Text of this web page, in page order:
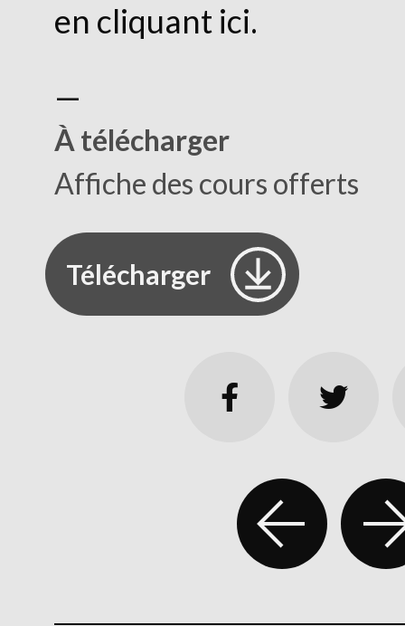
en cliquant ici.
—
À télécharger
Affiche des cours offerts
Télécharger